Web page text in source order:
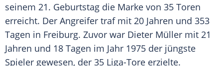
seinem 21. Geburtstag die Marke von 35 Toren
erreicht. Der Angreifer traf mit 20 Jahren und 353
Tagen in Freiburg. Zuvor war Dieter Müller mit 21
Jahren und 18 Tagen im Jahr 1975 der jüngste
Spieler gewesen, der 35 Liga-Tore erzielte.